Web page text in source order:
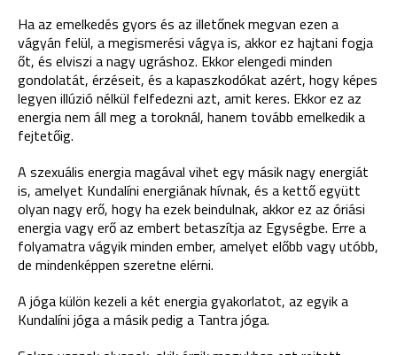
Ha az emelkedés gyors és az illetőnek megvan ezen a
vágyán felül, a megismerési vágya is, akkor ez hajtani fogja
őt, és elviszi a nagy ugráshoz. Ekkor elengedi minden
gondolatát, érzéseit, és a kapaszkodókat azért, hogy képes
legyen illúzió nélkül felfedezni azt, amit keres. Ekkor ez az
energia nem áll meg a toroknál, hanem tovább emelkedik a
fejtetőig.
A szexuális energia magával vihet egy másik nagy energiát
is, amelyet Kundalíni energiának hívnak, és a kettő együtt
olyan nagy erő, hogy ha ezek beindulnak, akkor ez az óriási
energia vagy erő az embert betaszítja az Egységbe. Erre a
folyamatra vágyik minden ember, amelyet előbb vagy utóbb,
de mindenképpen szeretne elérni.
A jóga külön kezeli a két energia gyakorlatot, az egyik a
Kundalíni jóga a másik pedig a Tantra jóga.